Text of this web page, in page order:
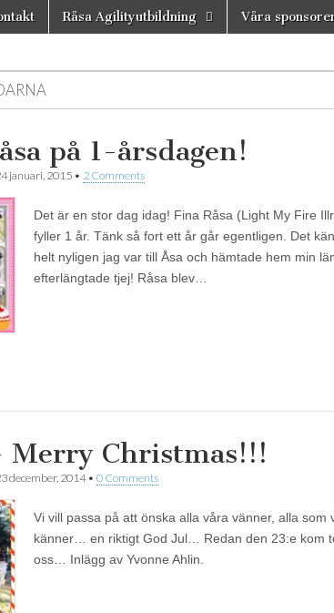
Råsa Agilityutbildning Våra
på 1-årsdagen!
januari, 2015 • 2 Comments
Det är en stor dag idag! Fina Råsa (Light My Fire
fyller 1 år. Tänk så fort ett år går egentligen. Det
helt nyligen jag var till Åsa och hämtade hem min
efterlängtade tjej! Råsa blev…
Merry Christmas!!!
december, 2014• 0 Comments
Vi vill passa på att önska alla våra vänner, alla som
känner… en riktigt God Jul… Redan den 23:e kom
oss… Inlägg av Yvonne Ahlin.